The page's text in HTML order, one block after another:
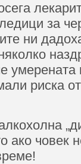
за
ни
умерената
риска
ако човек